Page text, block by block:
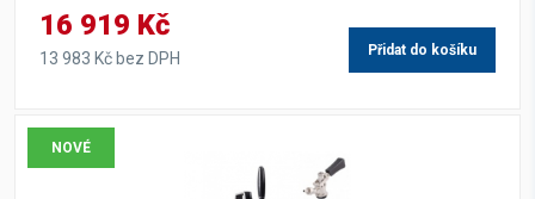
16 919 Kč
13 983 Kč bez DPH Přidat do košíku
NOVÉ